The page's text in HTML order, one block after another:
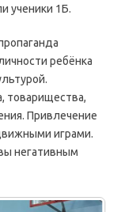
ученики 1Б.
ребёнка
товарищества,
Привлечение
играми.
негативным